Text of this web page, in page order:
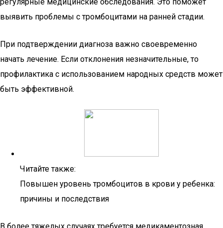
выявить проблемы с тромбоцитами на ранней стадии.
При подтверждении диагноза важно своевременно
начать лечение. Если отклонения незначительные, то
профилактика с использованием народных средств может
быть эффективной.
Читайте также:
Повышен уровень тромбоцитов в крови у ребенка:
причины и последствия